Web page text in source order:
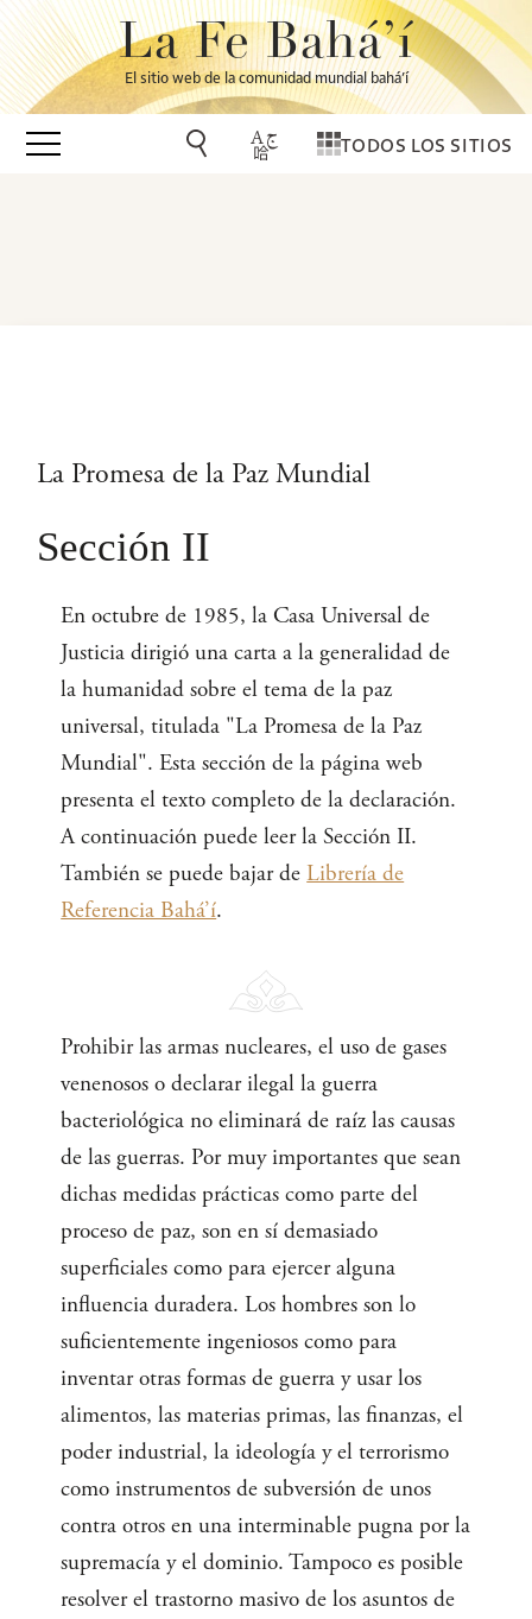
La Fe Bahá’í
El sitio web de la comunidad mundial bahá’í
TODOS LOS SITIOS
La Promesa de la Paz Mundial
Sección II
En octubre de 1985, la Casa Universal de
Justicia dirigió una carta a la generalidad de
la humanidad sobre el tema de la paz
universal, titulada "La Promesa de la Paz
Mundial". Esta sección de la página web
presenta el texto completo de la declaración.
A continuación puede leer la Sección II.
También se puede bajar de Librería de
Referencia Bahá’í.
Prohibir las armas nucleares, el uso de gases
venenosos o declarar ilegal la guerra
bacteriológica no eliminará de raíz las causas
de las guerras. Por muy importantes que sean
dichas medidas prácticas como parte del
proceso de paz, son en sí demasiado
superficiales como para ejercer alguna
influencia duradera. Los hombres son lo
suficientemente ingeniosos como para
inventar otras formas de guerra y usar los
alimentos, las materias primas, las finanzas, el
poder industrial, la ideología y el terrorismo
como instrumentos de subversión de unos
contra otros en una interminable pugna por la
supremacía y el dominio. Tampoco es posible
resolver el trastorno masivo de los asuntos de